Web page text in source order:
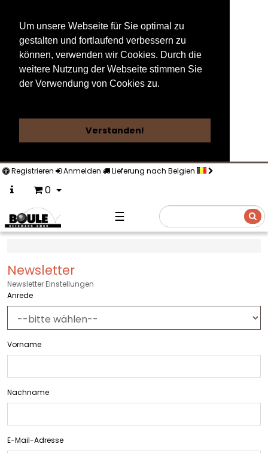
Um unsere Webseite für Sie optimal zu
gestalten und fortlaufend verbessern zu
können, verwenden wir Cookies. Durch die
weitere Nutzung der Webseite stimmen Sie
der Verwendung von Cookies zu.
Verstanden!
Registrieren Anmelden Lieferung nach Belgien
0
☰
Newsletter
Newsletter Einstellungen
Anrede
Vorname
Nachname
E-Mail-Adresse